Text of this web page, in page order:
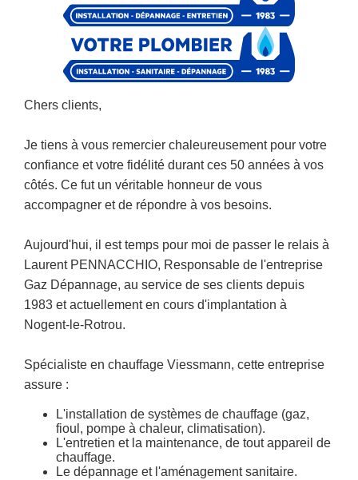
Chers clients,
Je tiens à vous remercier chaleureusement pour votre
confiance et votre fidélité durant ces 50 années à vos
côtés. Ce fut un véritable honneur de vous
accompagner et de répondre à vos besoins.
Aujourd'hui, il est temps pour moi de passer le relais à
Laurent PENNACCHIO, Responsable de l'entreprise
Gaz Dépannage, au service de ses clients depuis
1983 et actuellement en cours d'implantation à
Nogent-le-Rotrou.
Spécialiste en chauffage Viessmann, cette entreprise
assure :
L'installation de systèmes de chauffage (gaz,
fioul, pompe à chaleur, climatisation).
L'entretien et la maintenance, de tout appareil de
chauffage.
Le dépannage et l'aménagement sanitaire.